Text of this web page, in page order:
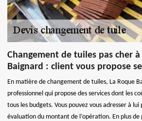
Changement de tuiles pas cher à
Baignard : client vous propose
En matière de changement de tuiles, La Roque
professionnel qui propose des services dont les
tous les budgets. Vous pouvez vous adresser à
évaluation du montant de l’opération. En plus de